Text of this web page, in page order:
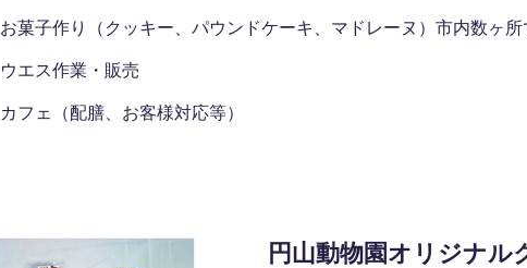
お菓子作り（クッキー、パウンドケーキ、マドレーヌ）市内数ヶ所
ウエス作業・販売
カフェ（配膳、お客様対応等）
円山動物園オリジナル